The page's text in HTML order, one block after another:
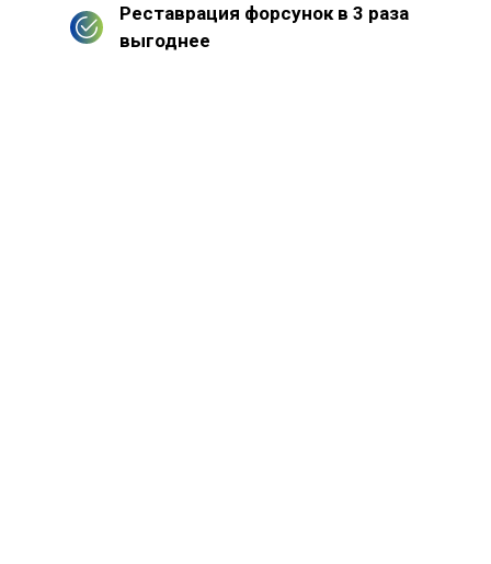
Реставрация форсунок в 3 раза
выгоднее